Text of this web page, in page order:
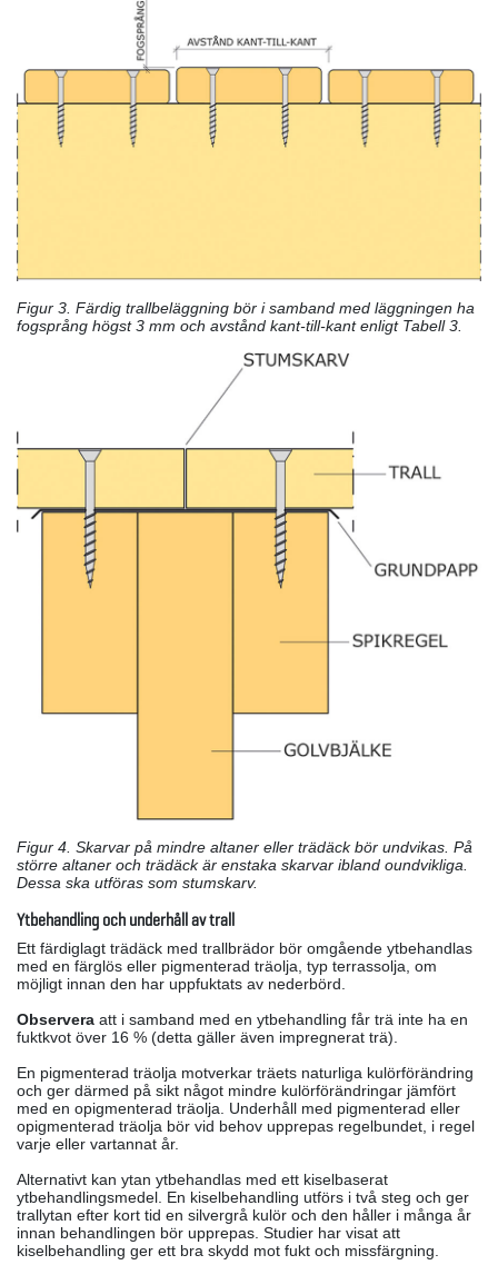
Figur 3. Färdig trallbeläggning bör i samband med läggningen ha
fogsprång högst 3 mm och avstånd kant-till-kant enligt Tabell 3.
Figur 4. Skarvar på mindre altaner eller trädäck bör undvikas. På
större altaner och trädäck är enstaka skarvar ibland oundvikliga.
Dessa ska utföras som stumskarv.
Ytbehandling och underhåll av trall
Ett färdiglagt trädäck med trallbrädor bör omgående ytbehandlas
med en färglös eller pigmenterad träolja, typ terrassolja, om
möjligt innan den har uppfuktats av nederbörd.
Observera att i samband med en ytbehandling får trä inte ha en
fuktkvot över 16 % (detta gäller även impregnerat trä).
En pigmenterad träolja motverkar träets naturliga kulörförändring
och ger därmed på sikt något mindre kulörförändringar jämfört
med en opigmenterad träolja. Underhåll med pigmenterad eller
opigmenterad träolja bör vid behov upprepas regelbundet, i regel
varje eller vartannat år.
Alternativt kan ytan ytbehandlas med ett kiselbaserat
ytbehandlingsmedel. En kiselbehandling utförs i två steg och ger
trallytan efter kort tid en silvergrå kulör och den håller i många år
innan behandlingen bör upprepas. Studier har visat att
kiselbehandling ger ett bra skydd mot fukt och missfärgning.